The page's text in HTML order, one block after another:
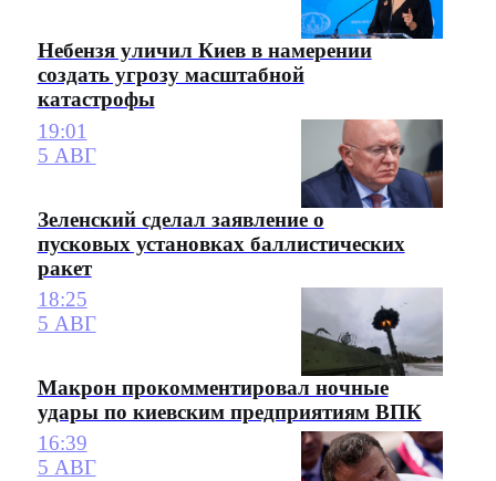
Небензя уличил Киев в намерении
создать угрозу масштабной
катастрофы
19:01
5 АВГ
Зеленский сделал заявление о
пусковых установках баллистических
ракет
18:25
5 АВГ
Макрон прокомментировал ночные
удары по киевским предприятиям ВПК
16:39
5 АВГ